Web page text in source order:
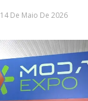
14 De Maio De 2026